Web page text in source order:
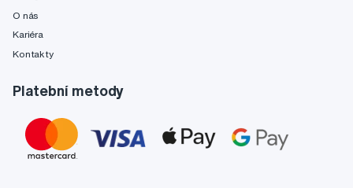
O nás
Kariéra
Kontakty
Platební metody